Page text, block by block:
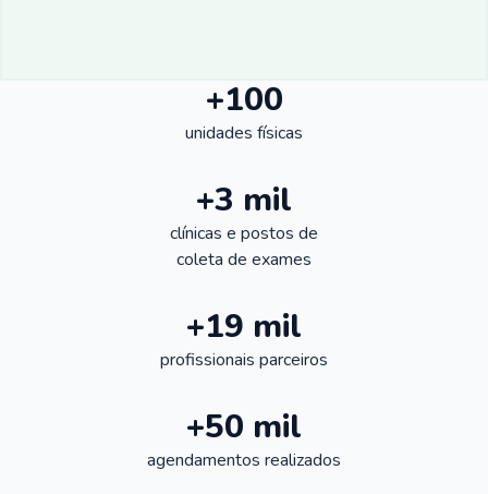
+100
unidades físicas
+3 mil
clínicas e postos de
coleta de exames
+19 mil
profissionais parceiros
+50 mil
agendamentos realizados